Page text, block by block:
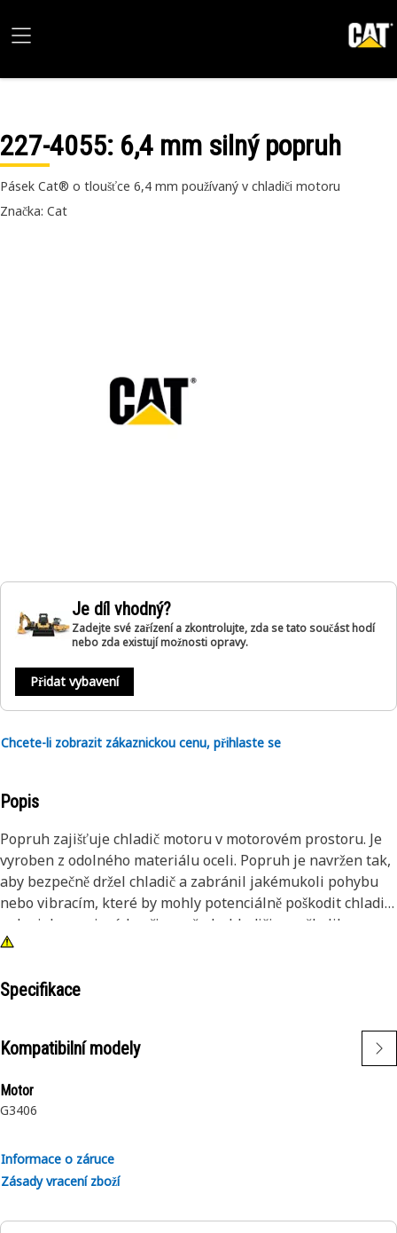
227-4055: 6,4 mm silný popruh
Pásek Cat® o tloušťce 6,4 mm používaný v chladiči motoru
Značka: Cat
Je díl vhodný?
Zadejte své zařízení a zkontrolujte, zda se tato součást hodí
nebo zda existují možnosti opravy.
Přidat vybavení
Chcete-li zobrazit zákaznickou cenu, přihlaste se
Popis
Popruh zajišťuje chladič motoru v motorovém prostoru. Je
vyroben z odolného materiálu oceli. Popruh je navržen tak,
aby bezpečně držel chladič a zabránil jakémukoli pohybu
nebo vibracím, které by mohly potenciálně poškodit chladič
nebo jeho spojení. Je připevněn k chladiči na několika
místech, což zajišťuje stabilní a bezpečné uchycení.
vibrace a nárazy, ke kterým dochází během provozu. To
• Může absorbovat vibrace a nárazy
• Zajišťuje optimální odvod tepla
Aplikace:
Popruh je navržen tak, aby bezpečně držel chladič a
chladič potenciálně poškodit.
Specifikace
Kompatibilní modely
Motor
G3406
Informace o záruce
Zásady vracení zboží